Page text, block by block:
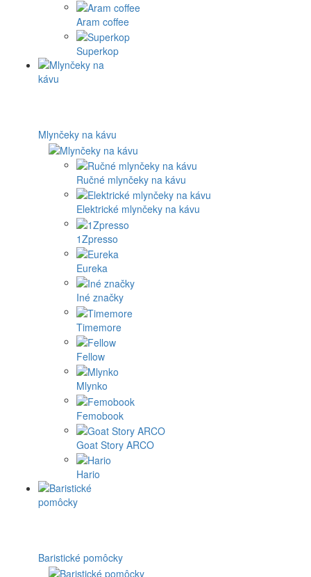
Aram coffee
Superkop
Mlynčeky na kávu
Ručné mlynčeky na kávu
Elektrické mlynčeky na kávu
1Zpresso
Eureka
Iné značky
Timemore
Fellow
Mlynko
Femobook
Goat Story ARCO
Hario
Baristické pomôcky